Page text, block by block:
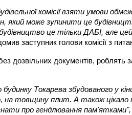
комісії взяти умови
який може зупинити це
це тільки ДАБІ, але цей
заступник голови комісії з
дозвільних документів, роблять
Токарева збудованого у
товщину плит. А також цікаво
про гендлювання пам'ятками",